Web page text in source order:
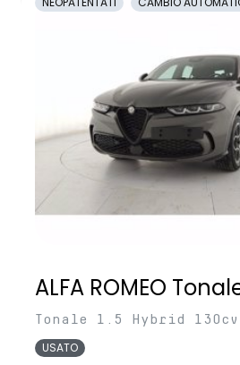
ALFA ROMEO
Tonale 1.5 Hybrid
USATO